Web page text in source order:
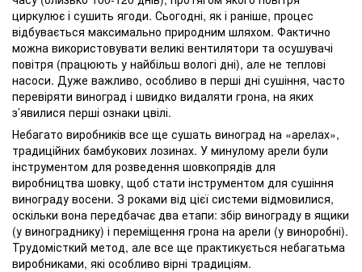
циркулює і сушить ягоди. Сьогодні, як і раніше, процес
відбувається максимально природним шляхом. Фактично
можна використовувати великі вентилятори та осушувачі
повітря (працюють у найбільш вологі дні), але не теплові
насоси. Дуже важливо, особливо в перші дні сушіння, часто
перевіряти виноград і швидко видаляти грона, на яких
з’явилися перші ознаки цвілі.
Небагато виробників все ще сушать виноград на «арелах»,
традиційних бамбукових лозинах. У минулому арели були
інструментом для розведення шовкопрядів для
виробництва шовку, щоб стати інструментом для сушіння
винограду восени. З роками від цієї системи відмовилися,
оскільки вона передбачає два етапи: збір винограду в ящики
(у винограднику) і переміщення грона на арели (у виноробні).
Трудомісткий метод, але все ще практикується небагатьма
виробниками, які особливо вірні традиціям.